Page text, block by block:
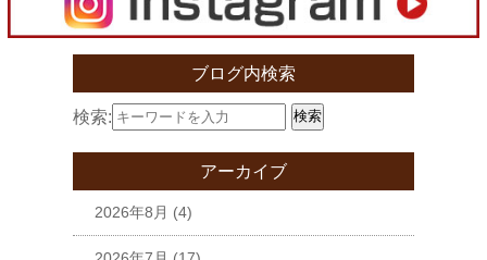
ブログ内検索
検索: 検索
アーカイブ
2026年8月 (4)